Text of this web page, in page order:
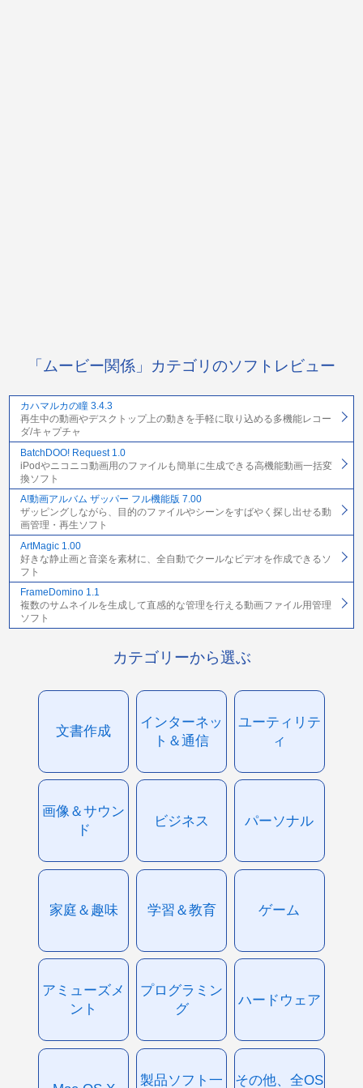
「ムービー関係」カテゴリのソフトレビュー
カハマルカの瞳 3.4.3
再生中の動画やデスクトップ上の動きを手軽に取り込める多機能レコー
ダ/キャプチャ
BatchDOO! Request 1.0
iPodやニコニコ動画用のファイルも簡単に生成できる高機能動画一括変
換ソフト
A!動画アルバム ザッパー フル機能版 7.00
ザッピングしながら、目的のファイルやシーンをすばやく探し出せる動
画管理・再生ソフト
ArtMagic 1.00
好きな静止画と音楽を素材に、全自動でクールなビデオを作成できるソ
フト
FrameDomino 1.1
複数のサムネイルを生成して直感的な管理を行える動画ファイル用管理
ソフト
カテゴリーから選ぶ
文書作成
インターネッ
ト＆通信
ユーティリテ
ィ
画像＆サウン
ド
ビジネス パーソナル
家庭＆趣味 学習＆教育 ゲーム
アミューズメ
ント
プログラミン
グ
ハードウェア
製品ソフト一
その他、全OS